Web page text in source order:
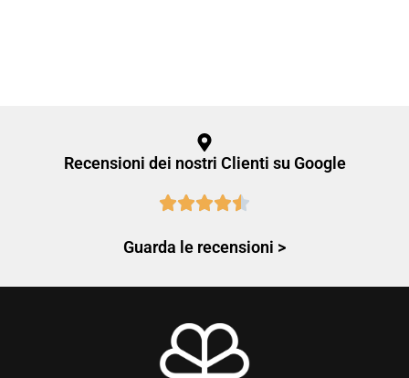
Recensioni dei nostri Clienti su Google
Guarda le recensioni >